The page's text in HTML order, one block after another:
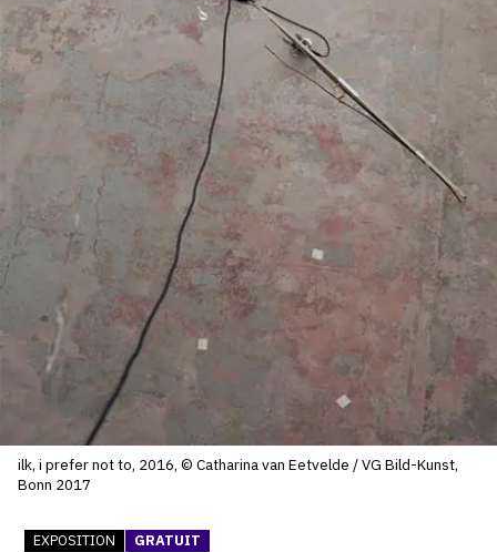
SERVICES
CRÉER SON CATALOGUE RAISONNÉ
ABONNEMENTS DÉDIÉS AUX GALERISTES
CRÉER SON SITE ARTISTE
CRÉER SON CATALOGUE D'EXPO
PUBLIER SES EXPOSITIONS
DEVENIR CONTRIBUTEUR
À PROPOS
L'ÉQUIPE OAM
CONTACT
ilk, i prefer not to, 2016, © Catharina van Eetvelde / VG Bild-Kunst,
Bonn 2017
EXPOSITION GRATUIT